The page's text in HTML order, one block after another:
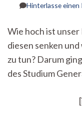
Hinterlasse einen
Wie hoch ist
diesen senken
zu tun? Darum
des Studium